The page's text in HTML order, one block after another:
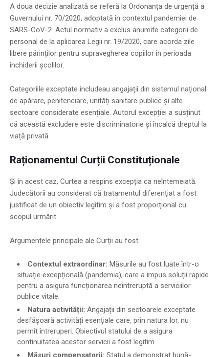
A doua decizie analizată se referă la Ordonanța de urgență a
Guvernului nr. 70/2020, adoptată în contextul pandemiei de
SARS-CoV-2. Actul normativ a exclus anumite categorii de
personal de la aplicarea Legii nr. 19/2020, care acorda zile
libere părinților pentru supravegherea copiilor în perioada
închiderii școlilor.
Categoriile exceptate includeau angajații din sistemul național
de apărare, penitenciare, unități sanitare publice și alte
sectoare considerate esențiale. Autorul excepției a susținut
că această excludere este discriminatorie și încalcă dreptul la
viață privată.
Raționamentul Curții Constituționale
Și în acest caz, Curtea a respins excepția ca neîntemeiată.
Judecătorii au considerat că tratamentul diferențiat a fost
justificat de un obiectiv legitim și a fost proporțional cu
scopul urmărit.
Argumentele principale ale Curții au fost:
Contextul extraordinar: Măsurile au fost luate într-o
situație excepțională (pandemia), care a impus soluții rapide
pentru a asigura funcționarea neîntreruptă a serviciilor
publice vitale.
Natura activității: Angajații din sectoarele exceptate
desfășoară activități esențiale care, prin natura lor, nu
permit întreruperi. Obiectivul statului de a asigura
continuitatea acestor servicii a fost legitim.
Măsuri compensatorii: Statul a demonstrat bună-